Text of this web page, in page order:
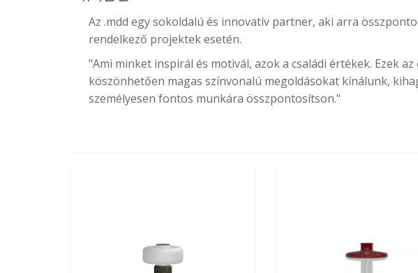
Az .mdd egy sokoldalú és innovatív partner, aki arra
rendelkező projektek esetén.
"Ami minket inspirál és motivál, azok a családi értékek. Ezek
köszönhetően magas színvonalú megoldásokat kínálunk,
személyesen fontos munkára összpontosítson."